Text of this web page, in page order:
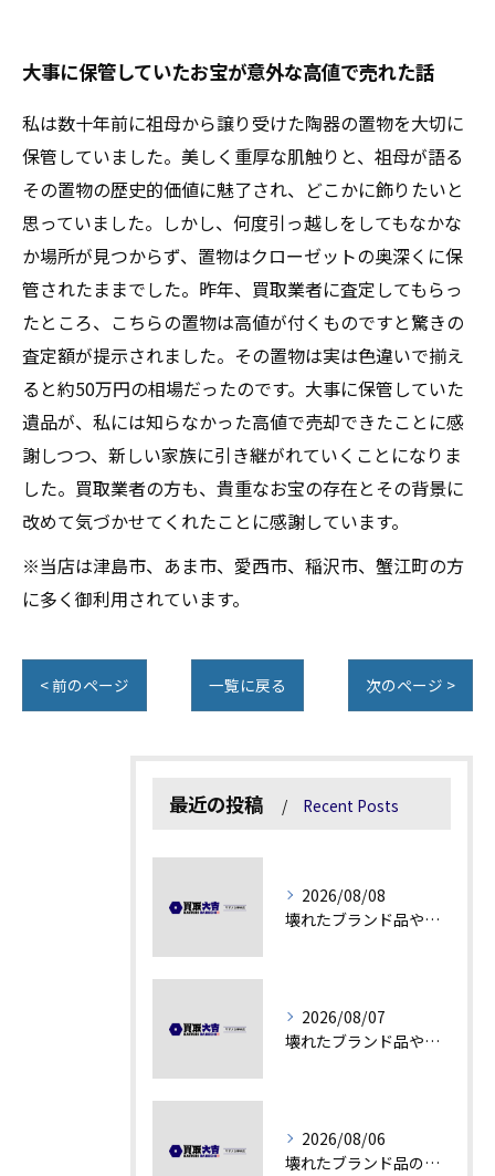
大事に保管していたお宝が意外な高値で売れた話
私は数十年前に祖母から譲り受けた陶器の置物を大切に
保管していました。美しく重厚な肌触りと、祖母が語る
その置物の歴史的価値に魅了され、どこかに飾りたいと
思っていました。しかし、何度引っ越しをしてもなかな
か場所が見つからず、置物はクローゼットの奥深くに保
管されたままでした。昨年、買取業者に査定してもらっ
たところ、こちらの置物は高値が付くものですと驚きの
査定額が提示されました。その置物は実は色違いで揃え
ると約50万円の相場だったのです。大事に保管していた
遺品が、私には知らなかった高値で売却できたことに感
謝しつつ、新しい家族に引き継がれていくことになりま
した。買取業者の方も、貴重なお宝の存在とその背景に
改めて気づかせてくれたことに感謝しています。
※当店は津島市、あま市、愛西市、稲沢市、蟹江町の方
に多く御利用されています。
< 前のページ 一覧に戻る 次のページ >
最近の投稿 Recent Posts
2026/08/08
壊れたブランド品や汚れアクセサリーの買取価値解説
2026/08/07
壊れたブランド品や古物の価値を見極める秘訣
2026/08/06
壊れたブランド品の価値を見極める技術とは